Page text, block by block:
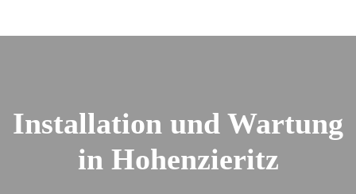
Installation und Wartung
in Hohenzieritz